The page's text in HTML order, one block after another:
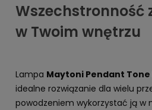
Wszechstronność
w Twoim wnętrzu
Lampa Maytoni Pendant Tone
idealne rozwiązanie dla wielu
powodzeniem wykorzystać ją w